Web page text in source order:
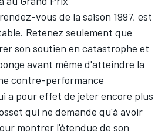
vous de la saison 1997, est
. Retenez seulement que
son soutien en catastrophe et
avant même d'atteindre la
contre-performance
a pour effet de jeter encore plus
qui ne demande qu'à avoir
montrer l'étendue de son